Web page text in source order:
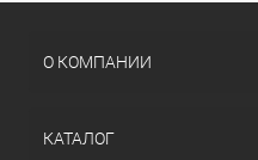
О КОМПАНИИ
КАТАЛОГ